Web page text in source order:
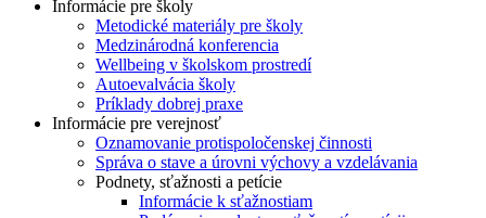
Informácie pre školy
Metodické materiály pre školy
Medzinárodná konferencia
Wellbeing v školskom prostredí
Autoevalvácia školy
Príklady dobrej praxe
Informácie pre verejnosť
Oznamovanie protispoločenskej činnosti
Správa o stave a úrovni výchovy a vzdelávania
Podnety, sťažnosti a petície
Informácie k sťažnostiam